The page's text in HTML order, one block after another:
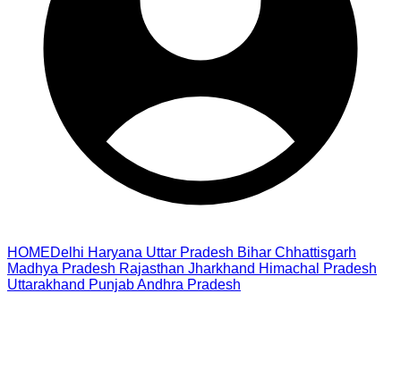
HOMEDelhi Haryana Uttar Pradesh Bihar Chhattisgarh
Madhya Pradesh Rajasthan Jharkhand Himachal Pradesh
Uttarakhand PunjabAndhra Pradesh